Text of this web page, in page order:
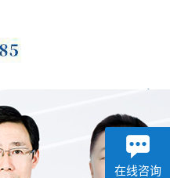
优眠
失眠抑郁专科
在线咨询